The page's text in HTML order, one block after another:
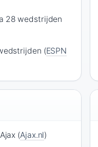
28 wedstrijden
(ESPN
(Ajax.nl)